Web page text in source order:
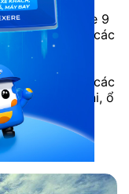
xe limousine 9
làm lại với các
êm ái cho
Không hề bị
Kèm theo các
vi, tủ lạnh mini, ổ